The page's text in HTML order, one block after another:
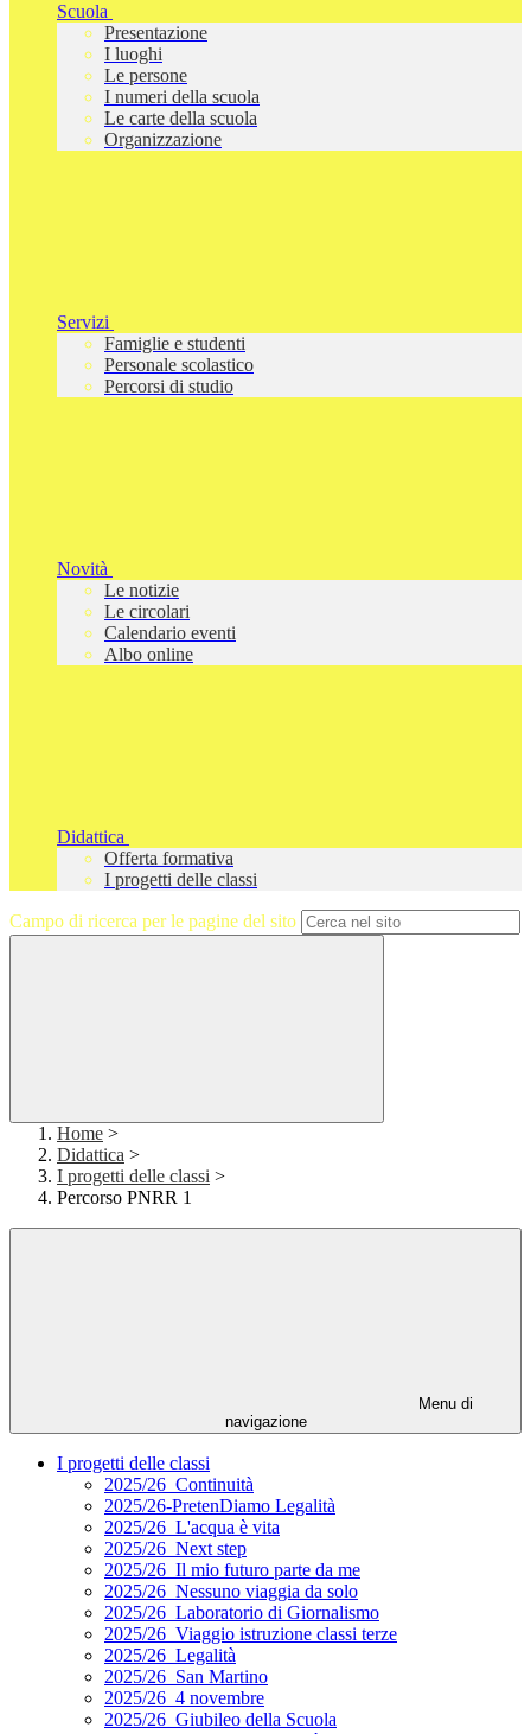
Scuola
Presentazione
I luoghi
Le persone
I numeri della scuola
Le carte della scuola
Organizzazione
Servizi
Famiglie e studenti
Personale scolastico
Percorsi di studio
Novità
Le notizie
Le circolari
Calendario eventi
Albo online
Didattica
Offerta formativa
I progetti delle classi
Campo di ricerca per le pagine del sito
Home >
Didattica >
I progetti delle classi >
Percorso PNRR 1
Menu di
navigazione
I progetti delle classi
2025/26_Continuità
2025/26-PretenDiamo Legalità
2025/26_L'acqua è vita
2025/26_Next step
2025/26_Il mio futuro parte da me
2025/26_Nessuno viaggia da solo
2025/26_Laboratorio di Giornalismo
2025/26_Viaggio istruzione classi terze
2025/26_Legalità
2025/26_San Martino
2025/26_4 novembre
2025/26_Giubileo della Scuola